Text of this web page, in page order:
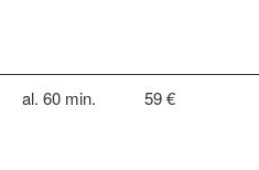
al. 60 min. 59 €